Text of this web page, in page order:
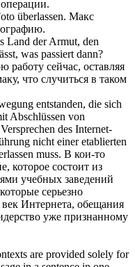
überlassen. Макс
Land der Armut, den
, was passiert dann?
работу сейчас, оставляя
что случиться в таком
entstanden, die sich
Abschlüssen von
des Internet-
nicht einer etablierten
muss. В кои-то
которое состоит из
учебных заведений
серьезно
Интернета, обещания
уже признанному
are provided solely for